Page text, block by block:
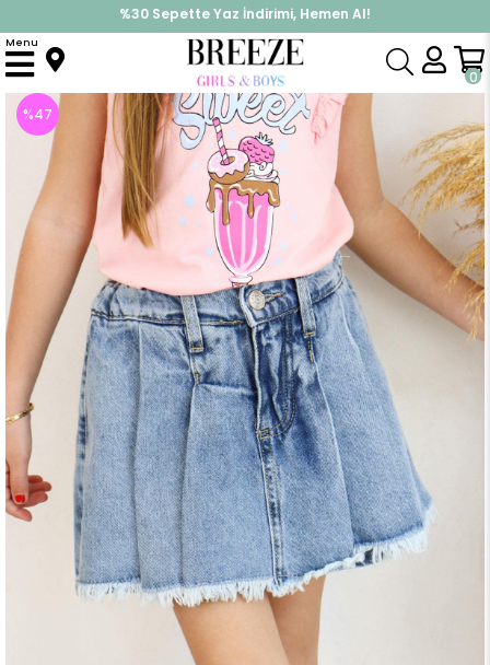
%30 Sepette Yaz İndirimi, Hemen Al!
İndirimlere ek %10 İndirimi Kap, Hemen Üye Ol!
0
Menu
Anasayfa Alt Giyim Etek
%47
İndirim